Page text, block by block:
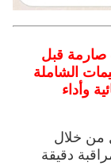
صارمة قبل
الشاملة
وأداء
من خلال
دقيقة